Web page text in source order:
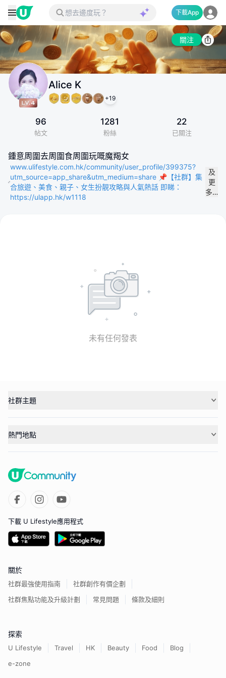
下載App
關注
Alice K
+19
96
帖文
1281
粉絲
22
已關注
鍾意周圍去周圍食周圍玩嘅魔羯女
www.ulifestyle.com.hk/community/user_profile/399375?
utm_source=app_share&utm_medium=share 📌【社群】集
合旅遊、美食、親子、女生扮靚攻略與人氣熱話 即睇：
https://ulapp.hk/w1118
及
更
多…
未有任何發表
社群主題
熱門地點
下載 U Lifestyle應用程式
關於
社群最強使用指南
社群創作有價企劃
社群焦點功能及升級計劃
常見問題 條款及細則
探索
U Lifestyle Travel HK Beauty Food
Blog
e-zone